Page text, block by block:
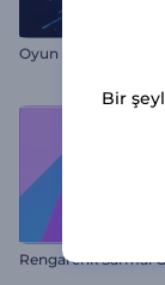
Oyun Hamlesi Logo
Rengarenk Sarmal
Bir